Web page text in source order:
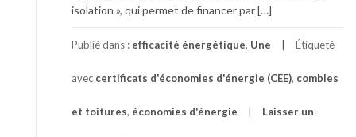
isolation », qui permet de financer par […]
Publié dans : efficacité énergétique, Une Étiqueté
avec certificats d'économies d'énergie (CEE), combles
et toitures, économies d'énergie Laisser un